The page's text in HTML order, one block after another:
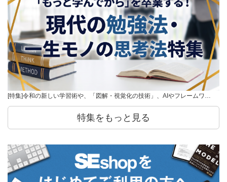
[特集]令和の新しい学習術や、「図解・視覚化の技術」、AIやフレームワ…
特集をもっと見る